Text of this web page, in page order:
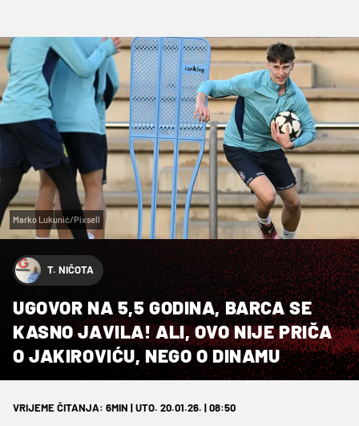
Marko Lukunić/Pixsell
T. NIČOTA
UGOVOR NA 5,5 GODINA, BARCA SE
KASNO JAVILA! ALI, OVO NIJE PRIČA
O JAKIROVIĆU, NEGO O DINAMU
VRIJEME ČITANJA: 6MIN | UTO. 20.01.26. | 08:50